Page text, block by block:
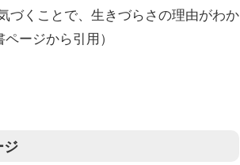
づくことで、生きづらさの理由がわか
ージから引用）
ジ